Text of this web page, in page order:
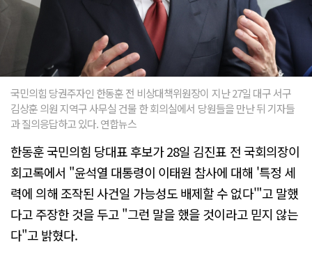
국민의힘 당권주자인 한동훈 전 비상대책위원장이 지난 27일 대구 서구
김상훈 의원 지역구 사무실 건물 한 회의실에서 당원들을 만난 뒤 기자들
과 질의응답하고 있다. 연합뉴스
한동훈 국민의힘 당대표 후보가 28일 김진표 전 국회의장이
회고록에서 "윤석열 대통령이 이태원 참사에 대해 '특정 세
력에 의해 조작된 사건일 가능성도 배제할 수 없다'"고 말했
다고 주장한 것을 두고 "그런 말을 했을 것이라고 믿지 않는
다"고 밝혔다.